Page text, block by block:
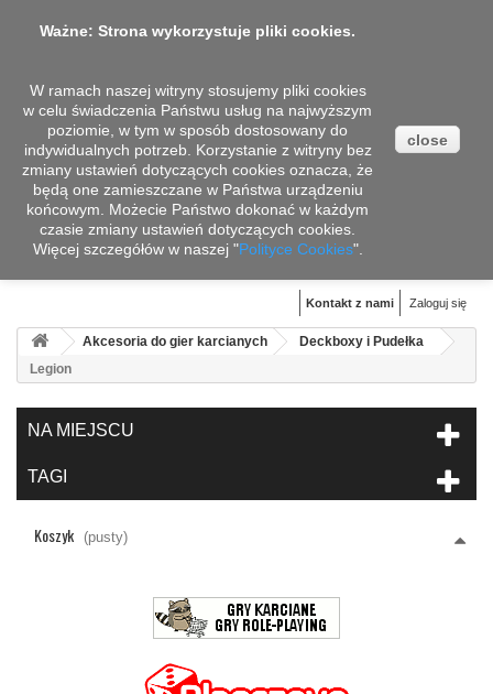
Koszyk (pusty)
Zaloguj się
Kontakt z nami
Akcesoria do gier karcianych
Deckboxy i Pudełka
Legion
NA MIEJSCU
TAGI
Koszyk (pusty)
Ważne: Strona wykorzystuje pliki cookies.
W ramach naszej witryny stosujemy pliki cookies
w celu świadczenia Państwu usług na najwyższym
poziomie, w tym w sposób dostosowany do
indywidualnych potrzeb. Korzystanie z witryny bez
zmiany ustawień dotyczących cookies oznacza, że
będą one zamieszczane w Państwa urządzeniu
końcowym. Możecie Państwo dokonać w każdym
czasie zmiany ustawień dotyczących cookies.
Więcej szczegółów w naszej "Polityce Cookies".
close